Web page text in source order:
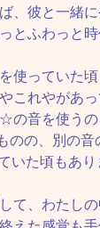
、彼と一緒
とふわっと時
使っていた頃
これやがあ
音を使うの
のの、別の音
いた頃もあり
て、わたし